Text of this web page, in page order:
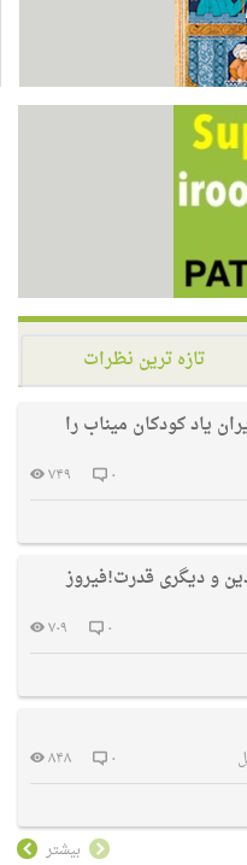
تازه ترین نظرات
یاد کودکان میناب را
۰
۷۴۹
و دیگری قدرت!فیروز
۰
۷۰۹
۰
۸۴۸
بیشتر